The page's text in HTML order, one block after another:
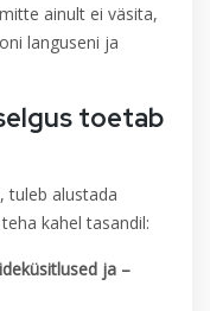
ainult ei väsita,
languseni ja
toetab
tuleb alustada
kahel tasandil:
ja –